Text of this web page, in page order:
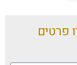
פרטים